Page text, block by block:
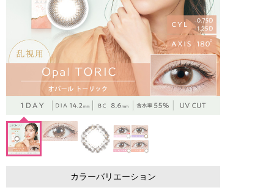
カラーバリエーション